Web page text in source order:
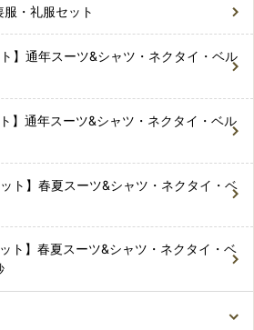
・礼服セット
ト】通年スーツ&シャツ・ネクタイ・ベル
ト】通年スーツ&シャツ・ネクタイ・ベル
ット】春夏スーツ&シャツ・ネクタイ・ベ
ット】春夏スーツ&シャツ・ネクタイ・ベ